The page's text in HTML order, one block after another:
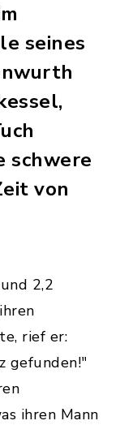
seines
schwere
von
2,2
rief er:
gefunden!"
ihren Mann